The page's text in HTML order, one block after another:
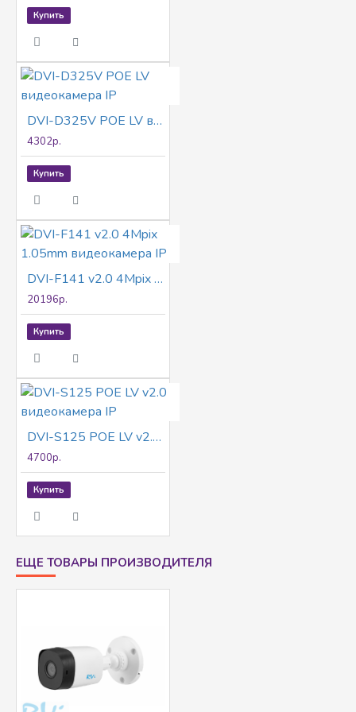
Купить
DVI-D325V POE LV видеокамера IP
4302р.
Купить
DVI-F141 v2.0 4Mpix 1.05mm видеокамера IP
20196р.
Купить
DVI-S125 POE LV v2.0 видеокамера IP
4700р.
Купить
ЕЩЕ ТОВАРЫ ПРОИЗВОДИТЕЛЯ